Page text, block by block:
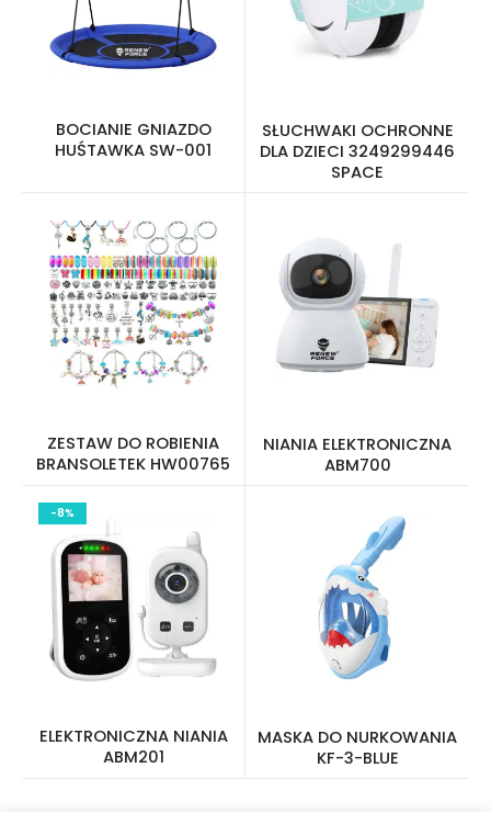
BOCIANIE GNIAZDO
HUŚTAWKA SW-001
SŁUCHWAKI OCHRONNE
DLA DZIECI 3249299446
SPACE
ZESTAW DO ROBIENIA
BRANSOLETEK HW00765
NIANIA ELEKTRONICZNA
ABM700
-8%
ELEKTRONICZNA NIANIA
ABM201
MASKA DO NURKOWANIA
KF-3-BLUE